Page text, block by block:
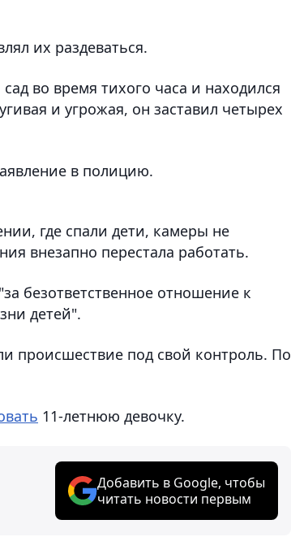
их раздеваться.
во время тихого часа и находился
и угрожая, он заставил четырех
в полицию.
где спали дети, камеры не
внезапно перестала работать.
безответственное отношение к
детей".
происшествие под свой контроль. По
11-летнюю девочку.
Добавить в Google, чтобы
читать новости первым